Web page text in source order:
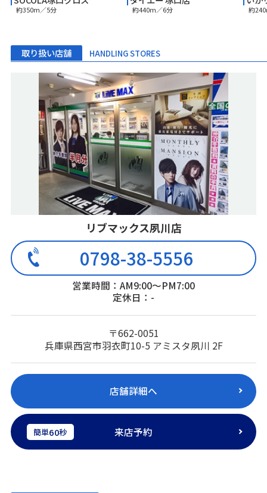
約350m／5分 約440m／6分 約
取り扱い店舗 HANDLING STORES
リブマックス夙川店
0798-38-5556
営業時間：AM9:00～PM7:00
定休日：-
〒662-0051
兵庫県西宮市羽衣町10-5 アミスタ夙川 2F
店舗詳細へ
簡単60秒 来店予約